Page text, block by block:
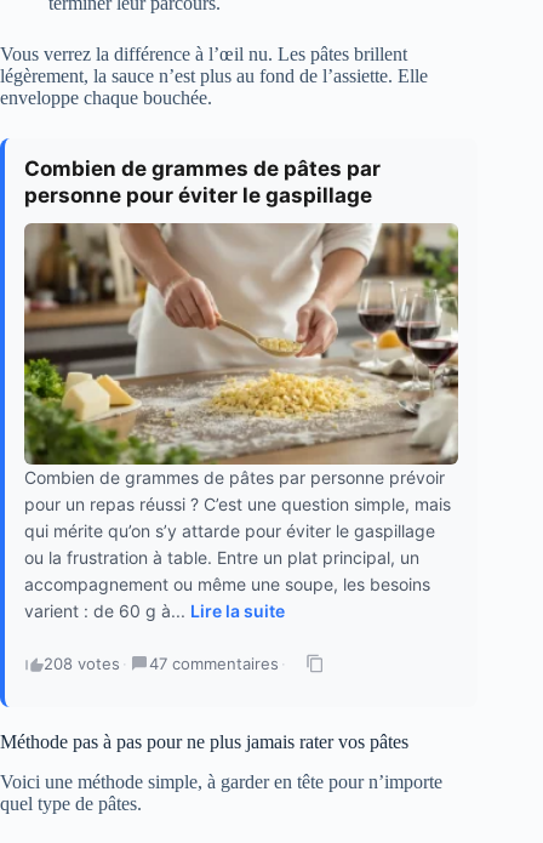
Vous verrez la différence à l’œil nu. Les pâtes brillent
légèrement, la sauce n’est plus au fond de l’assiette. Elle
enveloppe chaque bouchée.
Combien de grammes de pâtes par
personne pour éviter le gaspillage
Combien de grammes de pâtes par personne prévoir
pour un repas réussi ? C’est une question simple, mais
qui mérite qu’on s’y attarde pour éviter le gaspillage
ou la frustration à table. Entre un plat principal, un
accompagnement ou même une soupe, les besoins
varient : de 60 g à... Lire la suite
208 votes · 47 commentaires ·
Méthode pas à pas pour ne plus jamais rater vos pâtes
Voici une méthode simple, à garder en tête pour n’importe
quel type de pâtes.